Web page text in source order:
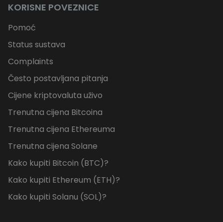
KORISNE POVEZNICE
Pomoć
Status sustava
Complaints
Često postavljana pitanja
Cijene kriptovaluta uživo
Trenutna cijena Bitcoina
Trenutna cijena Ethereuma
Trenutna cijena Solane
Kako kupiti Bitcoin (BTC)?
Kako kupiti Ethereum (ETH)?
Kako kupiti Solanu (SOL)?